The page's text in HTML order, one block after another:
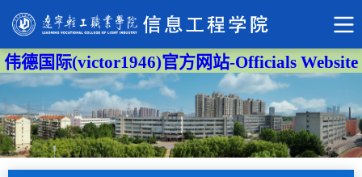
伟德国际(victor1946)官方网站-Officials Website